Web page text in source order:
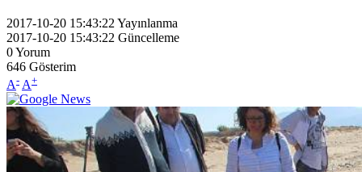
2017-10-20 15:43:22 Yayınlanma
2017-10-20 15:43:22 Güncelleme
0Yorum
646 Gösterim
A- A+